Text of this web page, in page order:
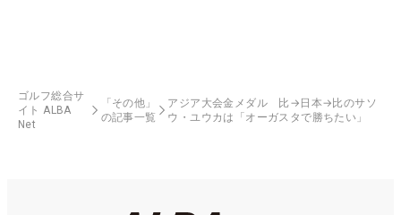
ゴルフ総合サ
イト ALBA
Net
「その他」
の記事一覧
アジア大会金メダル 比→日本→比のサソ
ウ・ユウカは「オーガスタで勝ちたい」